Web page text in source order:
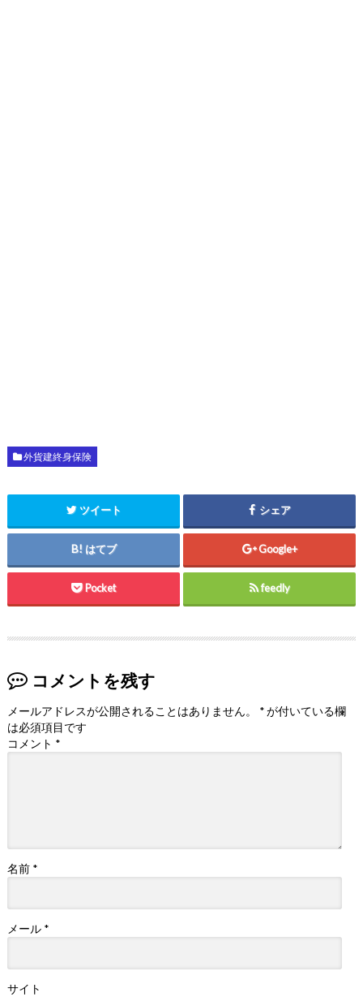
外貨建終身保険
ツイート シェア
はてブ Google+
Pocket feedly
コメントを残す
メールアドレスが公開されることはありません。 *が付いている欄
は必須項目です
コメント *
名前 *
メール *
サイト